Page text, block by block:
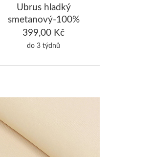
Ubrus hladký
smetanový-100%
Bavlna 130x200cm
399,00 Kč
do 3 týdnů